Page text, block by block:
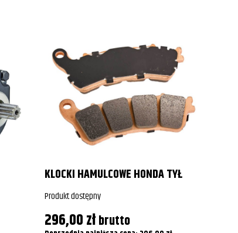
KLOCKI HAMULCOWE HONDA TYŁ
Produkt dostępny
296,00złbrutto